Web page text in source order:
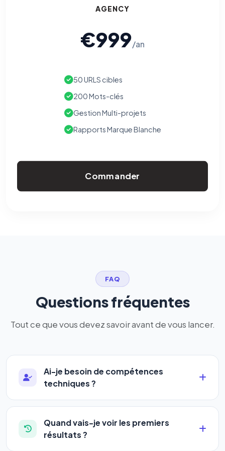
AGENCY
€999/an
50 URLS cibles
200 Mots-clés
Gestion Multi-projets
Rapports Marque Blanche
Commander
FAQ
Questions fréquentes
Tout ce que vous devez savoir avant de vous lancer.
Ai-je besoin de compétences
techniques ?
Absolument pas. Notre logiciel a été conçu pour
être accessible àtous les profils: artisans,
commerçants, auto-entrepreneurs, PME ou
Quand vais-je voir les premiers
résultats ?